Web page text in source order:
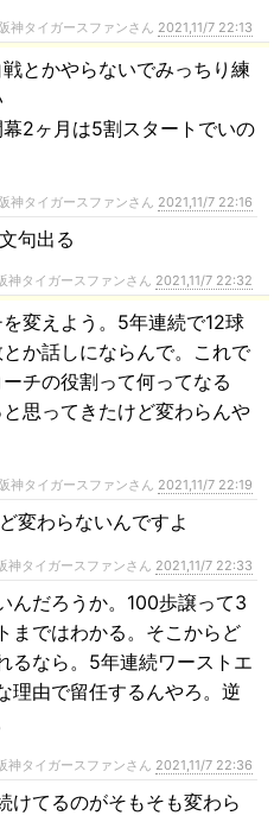
神タイガースファンさん 2021,11/7 22:13
とかやらないでみっちり練
2ヶ月は5割スタートでいの
神タイガースファンさん 2021,11/7 22:16
句出る
神タイガースファンさん 2021,11/7 22:32
変えよう。5年連続で12球
か話しにならんで。これで
チの役割って何ってなる
思ってきたけど変わらんや
神タイガースファンさん 2021,11/7 22:19
変わらないんですよ
神タイガースファンさん 2021,11/7 22:33
んだろうか。100歩譲って3
まではわかる。そこからど
るなら。5年連続ワーストエ
理由で留任するんやろ。逆
神タイガースファンさん 2021,11/7 22:36
けてるのがそもそも変わら